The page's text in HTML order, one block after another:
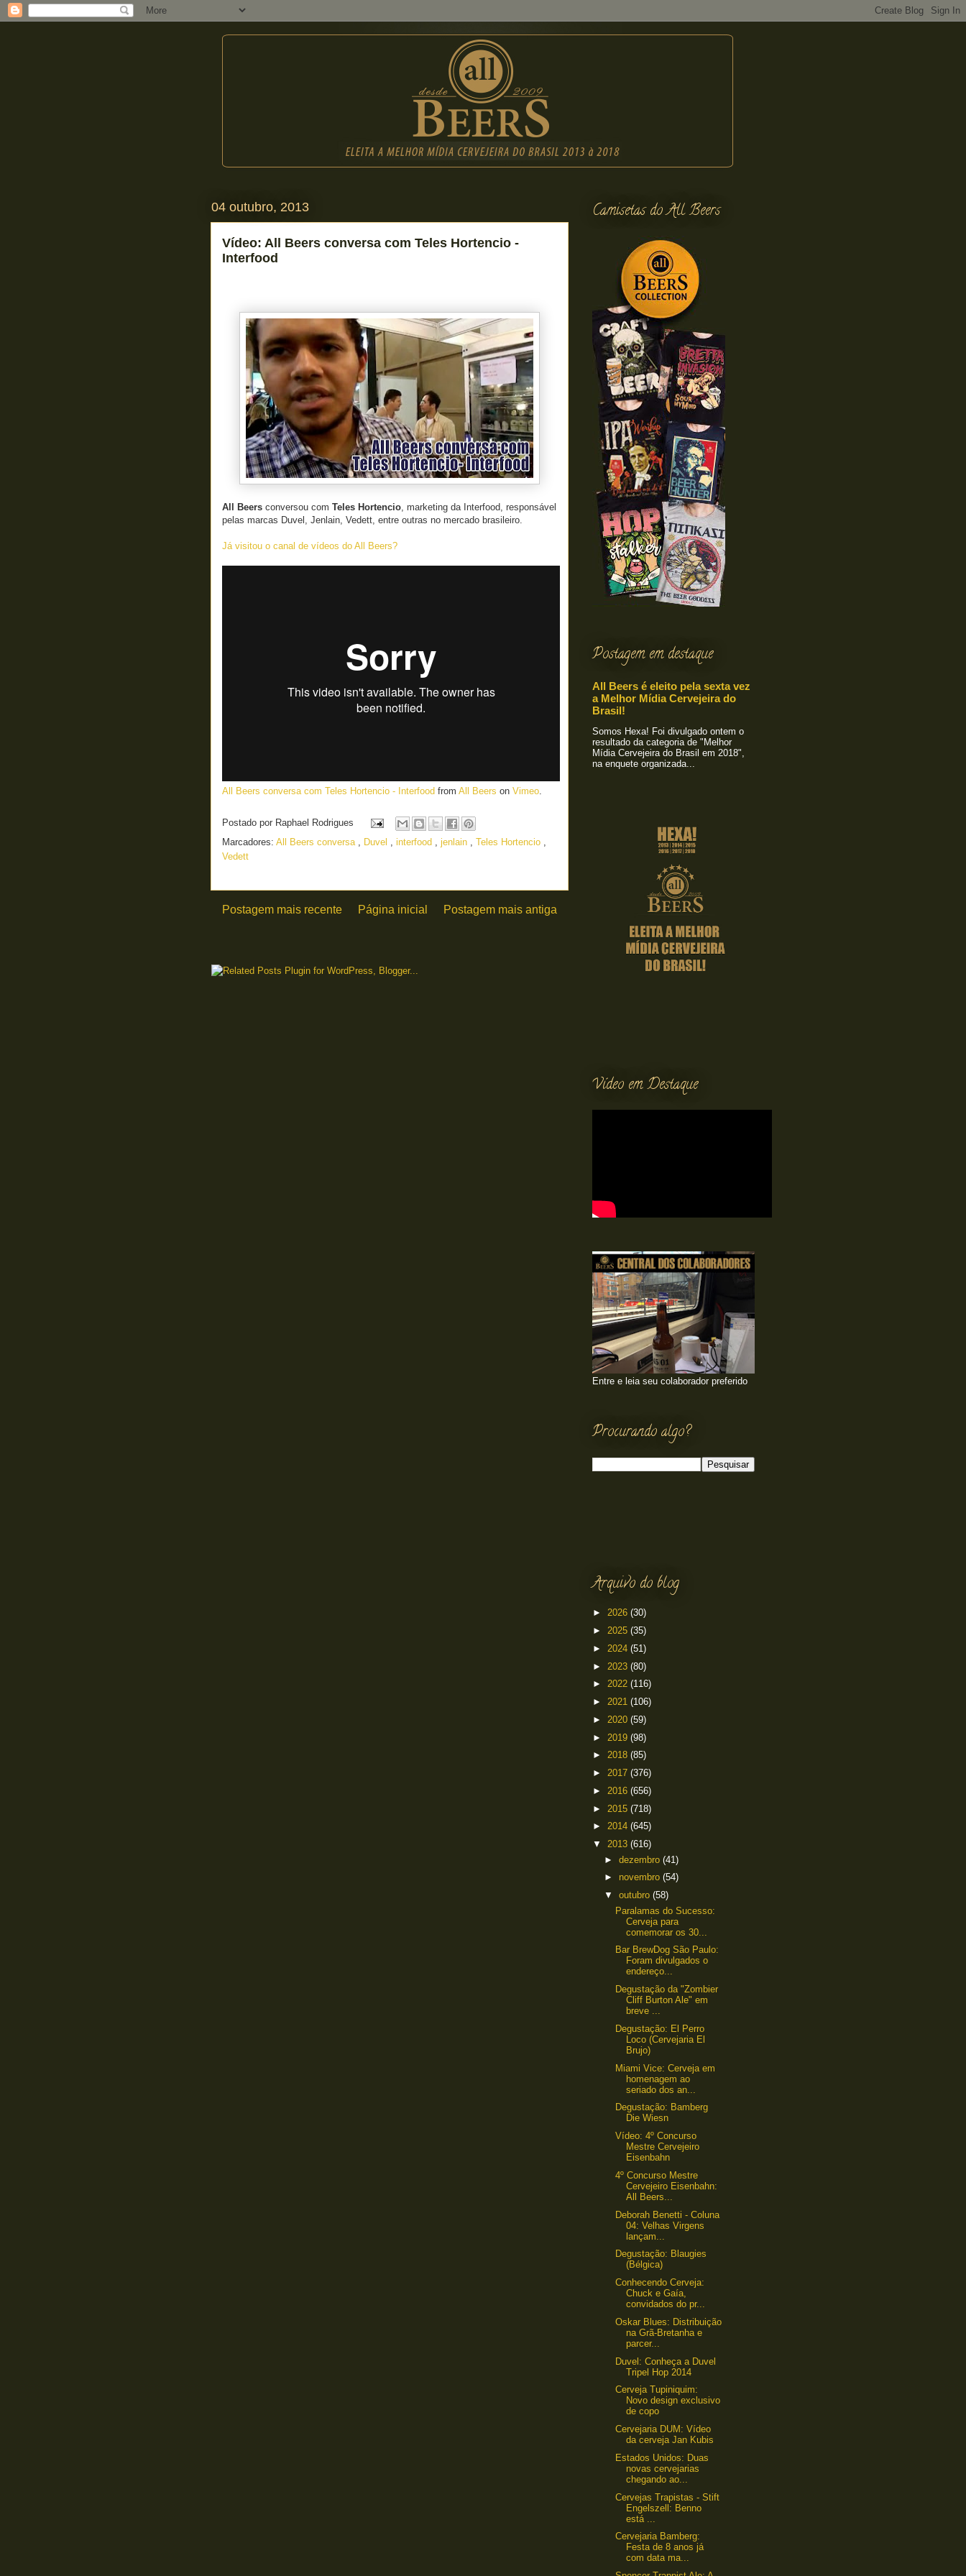
04 outubro, 2013
Vídeo: All Beers conversa com Teles Hortencio -
Interfood
All Beers conversou com Teles Hortencio, marketing da Interfood, responsável
pelas marcas Duvel, Jenlain, Vedett, entre outras no mercado brasileiro.
Já visitou o canal de vídeos do All Beers?
All Beers conversa com Teles Hortencio - Interfood from All Beers on Vimeo.
Postado por Raphael Rodrigues
Marcadores: All Beers conversa , Duvel , interfood , jenlain , Teles Hortencio ,
Vedett
Postagem mais recente Postagem mais antiga
Página inicial
Camisetas do All Beers
Postagem em destaque
All Beers é eleito pela sexta vez
a Melhor Mídia Cervejeira do
Brasil!
Somos Hexa! Foi divulgado ontem o
resultado da categoria de "Melhor
Mídia Cervejeira do Brasil em 2018",
na enquete organizada...
Vídeo em Destaque
Entre e leia seu colaborador preferido
Procurando algo?
Arquivo do blog
► 2026 (30)
► 2025 (35)
► 2024 (51)
► 2023 (80)
► 2022 (116)
► 2021 (106)
► 2020 (59)
► 2019 (98)
► 2018 (85)
► 2017 (376)
► 2016 (656)
► 2015 (718)
► 2014 (645)
▼ 2013 (616)
► dezembro (41)
► novembro (54)
▼ outubro (58)
Paralamas do Sucesso:
Cerveja para
comemorar os 30...
Bar BrewDog São Paulo:
Foram divulgados o
endereço...
Degustação da "Zombier
Cliff Burton Ale" em
breve ...
Degustação: El Perro
Loco (Cervejaria El
Brujo)
Miami Vice: Cerveja em
homenagem ao
seriado dos an...
Degustação: Bamberg
Die Wiesn
Vídeo: 4º Concurso
Mestre Cervejeiro
Eisenbahn
4º Concurso Mestre
Cervejeiro Eisenbahn:
All Beers...
Deborah Benetti - Coluna
04: Velhas Virgens
lançam...
Degustação: Blaugies
(Bélgica)
Conhecendo Cerveja:
Chuck e Gaía,
convidados do pr...
Oskar Blues: Distribuição
na Grã-Bretanha e
parcer...
Duvel: Conheça a Duvel
Tripel Hop 2014
Cerveja Tupiniquim:
Novo design exclusivo
de copo
Cervejaria DUM: Vídeo
da cerveja Jan Kubis
Estados Unidos: Duas
novas cervejarias
chegando ao...
Cervejas Trapistas - Stift
Engelszell: Benno
está ...
Cervejaria Bamberg:
Festa de 8 anos já
com data ma...